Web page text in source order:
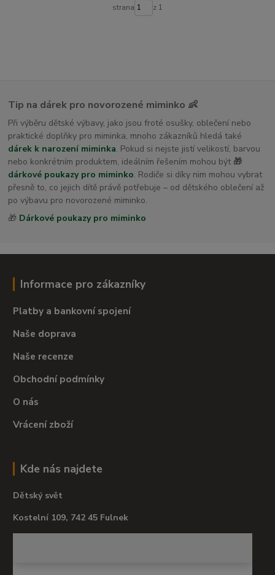
strana z 1
Tip na dárek pro novorozené miminko 👶
Při výběru dětské výbavy, jako jsou froté osušky, oblečení nebo
praktické doplňky pro miminka, mnoho zákazníků hledá také
dárek k narození miminka. Pokud si nejste jistí velikostí, barvou
nebo konkrétním produktem, ideálním řešením mohou být 🎁
dárkové poukazy pro miminko. Rodiče si díky nim mohou vybrat
přesně to, co jejich dítě právě potřebuje – od dětského oblečení až
po výbavu pro novorozené miminko.
🎁 Dárkové poukazy pro miminko
Informace pro zákazníky
Platby a bankovní spojení
Naše doprava
Naše recenze
Obchodní podmínky
O nás
Vrácení zboží
Kde nás najdete
Dětský svět
Kostelní 109, 742 45 Fulnek